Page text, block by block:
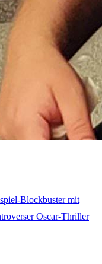
Blockbuster mit
Oscar-Thriller